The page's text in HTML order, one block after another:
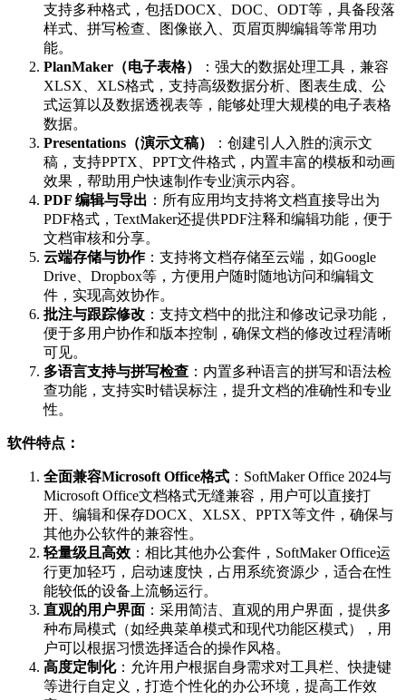
支持多种格式，包括DOCX、DOC、ODT等，具备段落
样式、拼写检查、图像嵌入、页眉页脚编辑等常用功
能。
PlanMaker（电子表格）
：强大的数据处理工具，兼容
XLSX、XLS格式，支持高级数据分析、图表生成、公
式运算以及数据透视表等，能够处理大规模的电子表格
数据。
Presentations（演示文稿）
：创建引人入胜的演示文
稿，支持PPTX、PPT文件格式，内置丰富的模板和动画
效果，帮助用户快速制作专业演示内容。
PDF 编辑与导出 ：所有应用均支持将文档直接导出为
PDF格式，TextMaker还提供PDF注释和编辑功能，便于
文档审核和分享。
云端存储与协作：支持将文档存储至云端，如Google
Drive、Dropbox等，方便用户随时随地访问和编辑文
件，实现高效协作。
批注与跟踪修改 ：支持文档中的批注和修改记录功能，
便于多用户协作和版本控制，确保文档的修改过程清晰
可见。
多语言支持与拼写检查 ：内置多种语言的拼写和语法检
查功能，支持实时错误标注，提升文档的准确性和专业
性。
软件特点：
全面兼容Microsoft Office格式 ：SoftMaker Office 2024与
Microsoft Office文档格式无缝兼容，用户可以直接打
开、编辑和保存DOCX、XLSX、PPTX等文件，确保与
其他办公软件的兼容性。
轻量级且高效 ：相比其他办公套件，SoftMaker Office运
行更加轻巧，启动速度快，占用系统资源少，适合在性
能较低的设备上流畅运行。
直观的用户界面 ：采用简洁、直观的用户界面，提供多
种布局模式（如经典菜单模式和现代功能区模式），用
户可以根据习惯选择适合的操作风格。
高度定制化：允许用户根据自身需求对工具栏、快捷键
等进行自定义，打造个性化的办公环境，提高工作效